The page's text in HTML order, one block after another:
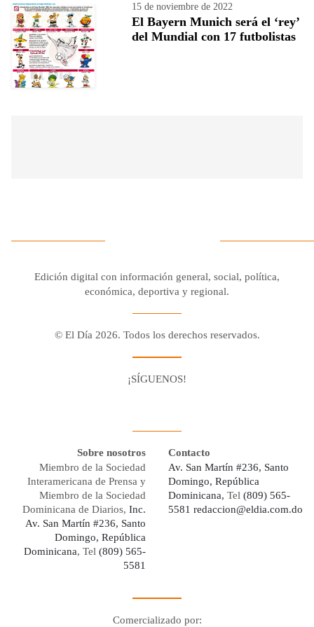
15 de noviembre de 2022
El Bayern Munich será el ‘rey’
del Mundial con 17 futbolistas
Edición digital con información general, social, política,
económica, deportiva y regional.
© El Día 2026. Todos los derechos reservados.
¡SÍGUENOS!
Sobre nosotros
Miembro de la Sociedad
Interamericana de Prensa y
Miembro de la Sociedad
Dominicana de Diarios, Inc.
Av. San Martín #236, Santo
Domingo, República
Dominicana, Tel (809) 565-
5581
Contacto
Av. San Martín #236, Santo
Domingo, República
Dominicana, Tel (809) 565-
5581 redaccion@eldia.com.do
Comercializado por: